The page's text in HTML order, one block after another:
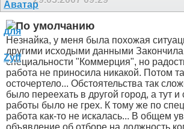
Незнайка, у меня была похожая
другими исходыми данными
специальности "Коммерция", но
работа не приносила никакой. Потом
осточертело... Обстоятельства так
было переехать в другой город, а тут
работы было не грех. К тому же по
работа как-то не искалась... В общем
объявление об отборе на должность